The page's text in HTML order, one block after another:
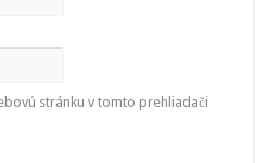
stránku v tomto prehliadači